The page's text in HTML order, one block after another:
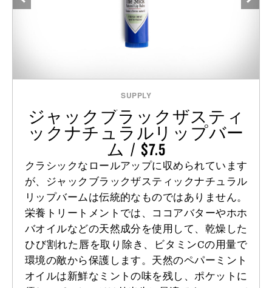
SUPPLY
ジャックブラックザスティ
ックナチュラルリップバー
ム / $7.5
クラシックなロールアップに収められています
が、ジャックブラックザスティックナチュラル
リップバームは伝統的なものではありません。
栄養トリートメントでは、ココアバターやホホ
バオイルなどの天然成分を使用して、乾燥した
ひび割れた唇を取り除き、ビタミンCの用量で
環境の敵から保護します。天然のペパーミント
オイルは新鮮なミントの味を残し、ポケットに